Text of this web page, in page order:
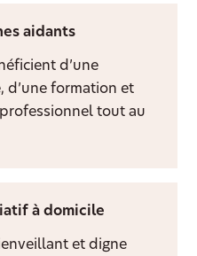
aidants
d’une
d’une formation et
tout au
à domicile
et digne